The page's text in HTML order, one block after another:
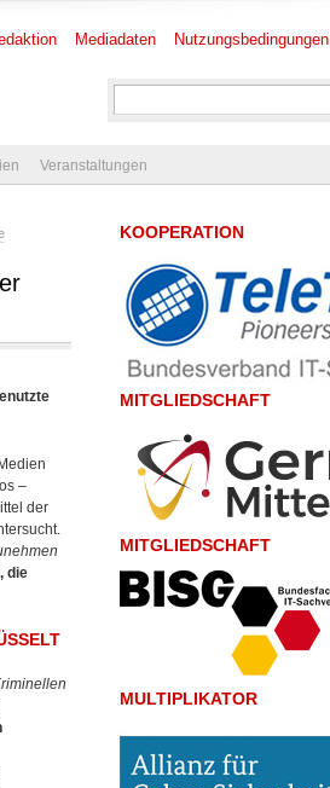
Mediadaten Nutzungsbedingungen
Veranstaltungen
–
der
die
KOOPERATION
MITGLIEDSCHAFT
MITGLIEDSCHAFT
MULTIPLIKATOR